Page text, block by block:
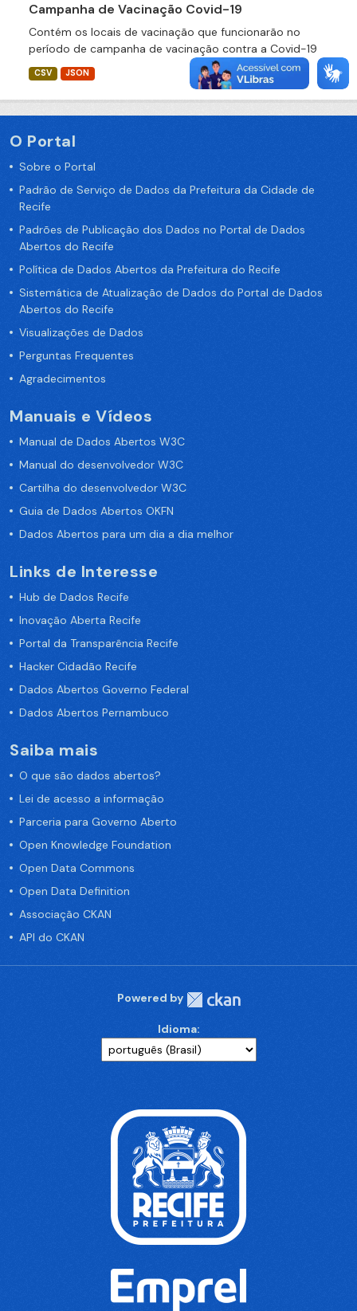
Campanha de Vacinação Covid-19
Contém os locais de vacinação que funcionarão no
período de campanha de vacinação contra a Covid-19
CSV JSON
O Portal
Sobre o Portal
Padrão de Serviço de Dados da Prefeitura da Cidade de
Recife
Padrões de Publicação dos Dados no Portal de Dados
Abertos do Recife
Política de Dados Abertos da Prefeitura do Recife
Sistemática de Atualização de Dados do Portal de Dados
Abertos do Recife
Visualizações de Dados
Perguntas Frequentes
Agradecimentos
Manuais e Vídeos
Manual de Dados Abertos W3C
Manual do desenvolvedor W3C
Cartilha do desenvolvedor W3C
Guia de Dados Abertos OKFN
Dados Abertos para um dia a dia melhor
Links de Interesse
Hub de Dados Recife
Inovação Aberta Recife
Portal da Transparência Recife
Hacker Cidadão Recife
Dados Abertos Governo Federal
Dados Abertos Pernambuco
Saiba mais
O que são dados abertos?
Lei de acesso a informação
Parceria para Governo Aberto
Open Knowledge Foundation
Open Data Commons
Open Data Definition
Associação CKAN
API do CKAN
Powered by
Idioma